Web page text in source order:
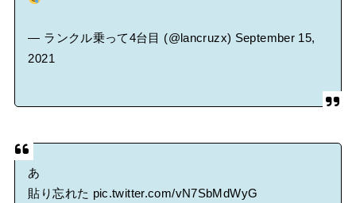
— ランクル乗って4台目 (@lancruzx) September 15,
2021
あ
貼り忘れた pic.twitter.com/vN7SbMdWyG